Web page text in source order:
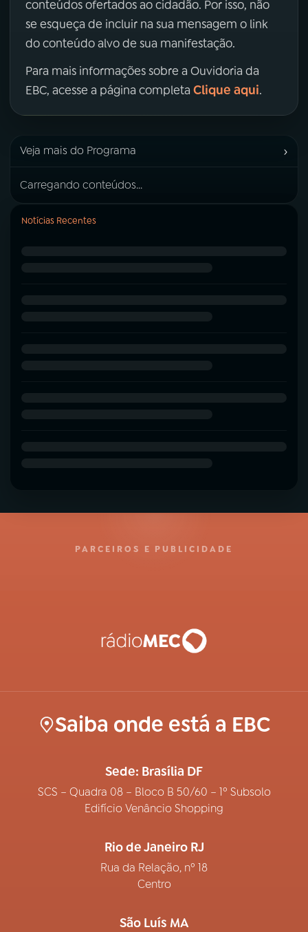
conteúdos ofertados ao cidadão. Por isso, não
se esqueça de incluir na sua mensagem o link
do conteúdo alvo de sua manifestação.
Para mais informações sobre a Ouvidoria da
EBC, acesse a página completa Clique aqui.
Veja mais do Programa ›
Carregando conteúdos...
Notícias Recentes
PARCEIROS E PUBLICIDADE
Saiba onde está a EBC
Sede: Brasília DF
SCS – Quadra 08 – Bloco B 50/60 – 1º Subsolo
Edifício Venâncio Shopping
Rio de Janeiro RJ
Rua da Relação, nº 18
Centro
São Luís MA